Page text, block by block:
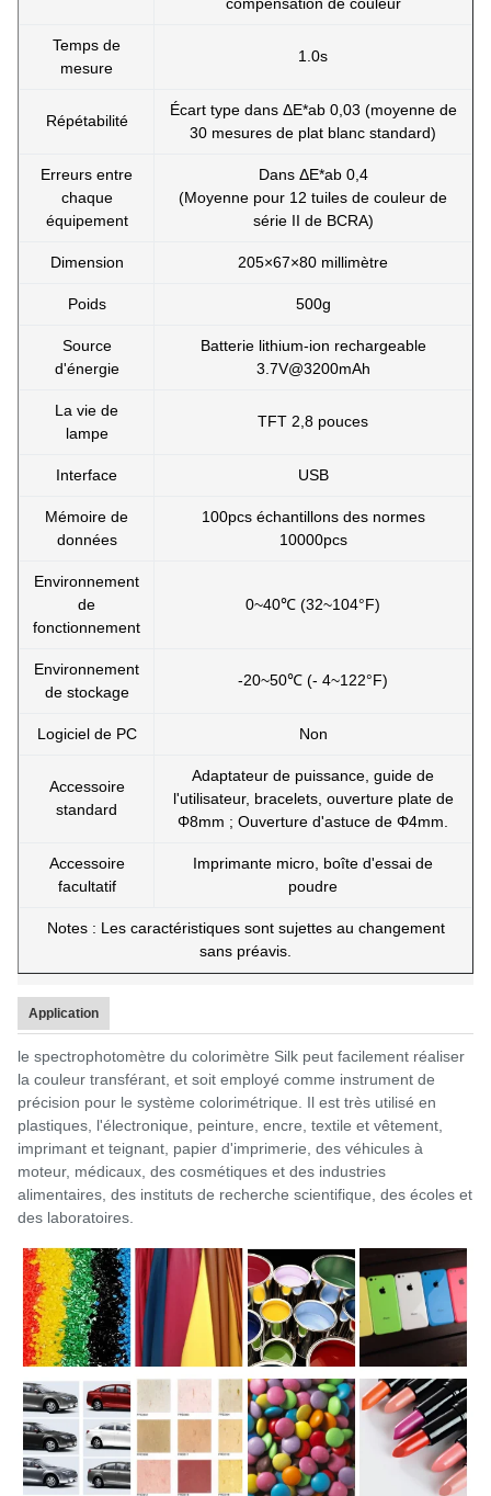
Temps de
mesure
1.0s
Répétabilité
Écart type dans ΔE*ab 0,03 (moyenne de
30 mesures de plat blanc standard)
Erreurs entre
chaque
équipement
Dans ΔE*ab 0,4
(Moyenne pour 12 tuiles de couleur de
série II de BCRA)
Dimension 205×67×80 millimètre
Poids 500g
Source
d'énergie
Batterie lithium-ion rechargeable
3.7V@3200mAh
La vie de
lampe
TFT 2,8 pouces
Interface USB
Mémoire de
données
100pcs échantillons des normes
10000pcs
Environnement
de
fonctionnement
0~40℃ (32~104°F)
Environnement
de stockage
-20~50℃ (- 4~122°F)
Logiciel de PC Non
Accessoire
standard
Adaptateur de puissance, guide de
l'utilisateur, bracelets, ouverture plate de
Φ8mm ; Ouverture d'astuce de Φ4mm.
Accessoire
facultatif
Imprimante micro, boîte d'essai de
poudre
Notes : Les caractéristiques sont sujettes au changement
sans préavis.
Application
le spectrophotomètre du colorimètre Silk peut facilement réaliser
la couleur transférant, et soit employé comme instrument de
précision pour le système colorimétrique. Il est très utilisé en
plastiques, l'électronique, peinture, encre, textile et vêtement,
imprimant et teignant, papier d'imprimerie, des véhicules à
moteur, médicaux, des cosmétiques et des industries
alimentaires, des instituts de recherche scientifique, des écoles et
des laboratoires.